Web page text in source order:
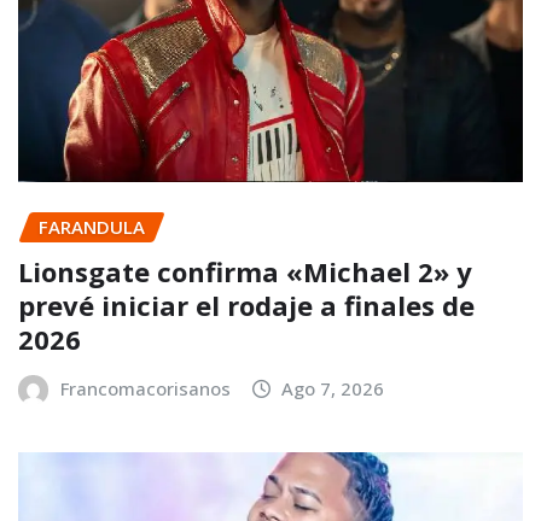
FARANDULA
Lionsgate confirma «Michael 2» y
prevé iniciar el rodaje a finales de
2026
Francomacorisanos Ago 7, 2026